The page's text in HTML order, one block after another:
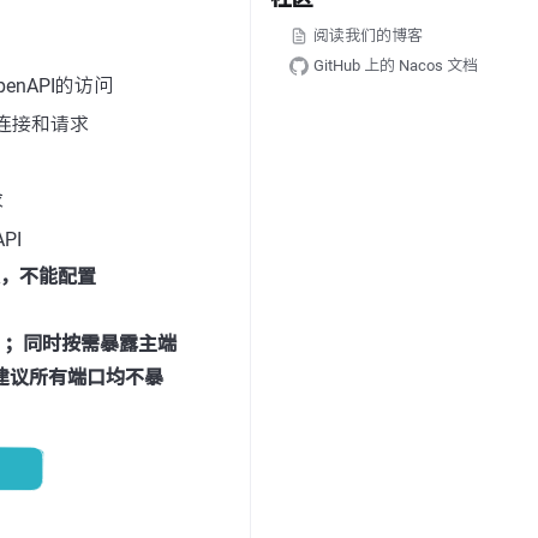
阅读我们的博客
GitHub 上的 Nacos 文档
的访问
接和请求
不能配置
同时按需暴露主端
议所有端口均不暴